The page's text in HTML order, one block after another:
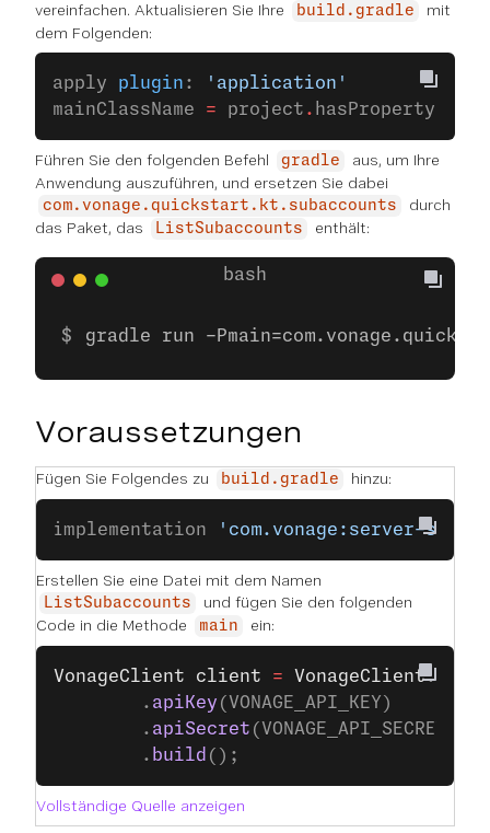
vereinfachen. Aktualisieren Sie Ihre build.gradle
mit
dem Folgenden:
apply plugin :
'application'
mainClassName = project . hasProperty(
Führen Sie den folgenden Befehl gradle
aus, um Ihre
Anwendung auszuführen, und ersetzen Sie dabei
com.vonage.quickstart.kt.subaccounts
durch
das Paket, das
ListSubaccounts enthält:
gradle run -
Voraussetzungen
Fügen Sie Folgendes zu build.gradle hinzu:
implementation 'com.vonage:server-
Erstellen Sie eine Datei mit dem Namen
ListSubaccounts
und fügen Sie den folgenden
Code in die Methode
main ein:
VonageClient client = VonageClient.
		.
apiKey (VONAGE_API_KEY)
		.
apiSecret (VONAGE_API_SECRET)
		.
build ();
Vollständige Quelle anzeigen